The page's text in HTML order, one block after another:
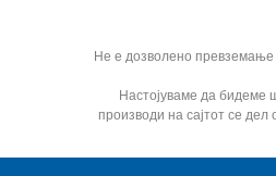
Не е дозволено превземање
Настојуваме да бидеме
производи на сајтот се